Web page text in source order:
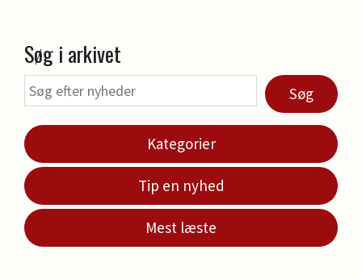
Søg i arkivet
Søg
Kategorier
Tip en nyhed
Mest læste